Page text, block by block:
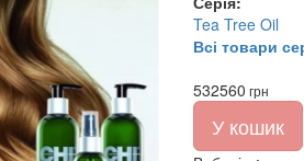
Tea Tree Oil
Всі товари
532560 грн
У кошик